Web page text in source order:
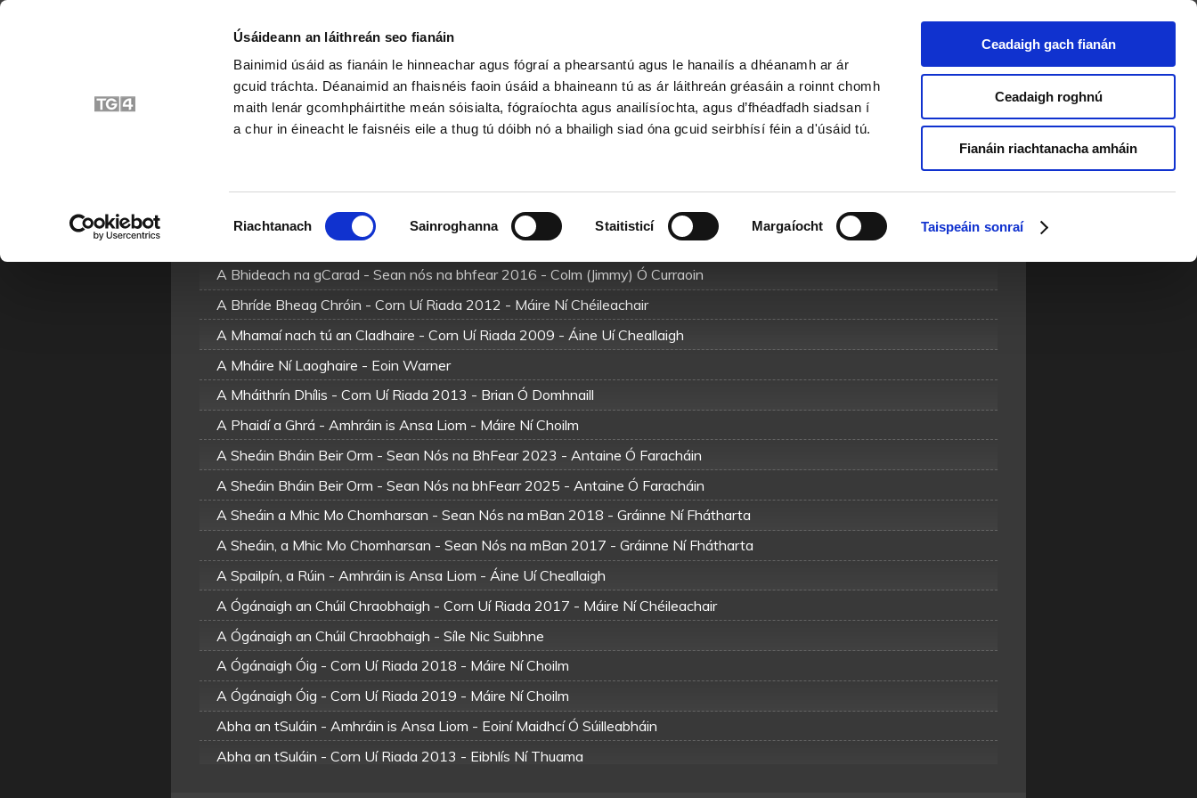
Úsáideann an láithreán seo fianáin
Bainimid úsáid as fianáin le hinneachar agus fógraí a phearsantú agus le hanailís a dhéanamh ar ár
gcuid tráchta. Déanaimid an fhaisnéis faoin úsáid a bhaineann tú as ár láithreán gréasáin a roinnt chomh
maith lenár gcomhpháirtithe meán sóisialta, fógraíochta agus anailísíochta, agus d’fhéadfadh siadsan í
a chur in éineacht le faisnéis eile a thug tú dóibh nó a bhailigh siad óna gcuid seirbhísí féin a d'úsáid tú.
Riachtanach Sainroghanna Staitisticí Margaíocht Taispeáin sonraí
Ceadaigh gach fianán
Ceadaigh roghnú
Fianáin riachtanacha amháin
Amhráin
N O P Q R S T U V W X Y Z
A Bhideach na gCarad - Corn Uí Riada 2022 - Colm (Jimmy) Ó Curraoin
A Bhideach na gCarad - Sean nós na bhfear 2016 - Colm (Jimmy) Ó Curraoin
A Bhríde Bheag Chróin - Corn Uí Riada 2012 - Máire Ní Chéileachair
A Mhamaí nach tú an Cladhaire - Corn Uí Riada 2009 - Áine Uí Cheallaigh
A Mháire Ní Laoghaire - Eoin Warner
A Mháithrín Dhílis - Corn Uí Riada 2013 - Brian Ó Domhnaill
A Phaidí a Ghrá - Amhráin is Ansa Liom - Máire Ní Choilm
A Sheáin Bháin Beir Orm - Sean Nós na BhFear 2023 - Antaine Ó Faracháin
A Sheáin Bháin Beir Orm - Sean Nós na bhFearr 2025 - Antaine Ó Faracháin
A Sheáin a Mhic Mo Chomharsan - Sean Nós na mBan 2018 - Gráinne Ní Fhátharta
A Sheáin, a Mhic Mo Chomharsan - Sean Nós na mBan 2017 - Gráinne Ní Fhátharta
A Spailpín, a Rúin - Amhráin is Ansa Liom - Áine Uí Cheallaigh
A Ógánaigh an Chúil Chraobhaigh - Corn Uí Riada 2017 - Máire Ní Chéileachair
A Ógánaigh an Chúil Chraobhaigh - Síle Nic Suibhne
A Ógánaigh Óig - Corn Uí Riada 2018 - Máire Ní Choilm
A Ógánaigh Óig - Corn Uí Riada 2019 - Máire Ní Choilm
Abha an tSuláin - Amhráin is Ansa Liom - Eoiní Maidhcí Ó Súilleabháin
Abha an tSuláin - Corn Uí Riada 2013 - Eibhlís Ní Thuama